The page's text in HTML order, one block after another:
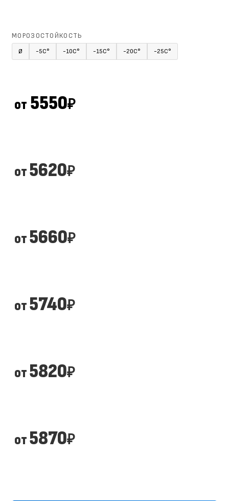
МОРОЗОСТОЙКОСТЬ
Ø -5С° -10С° -15С° -20С° -25С°
от 5550₽
от5620₽
от5660₽
от5740₽
от5820₽
от5870₽